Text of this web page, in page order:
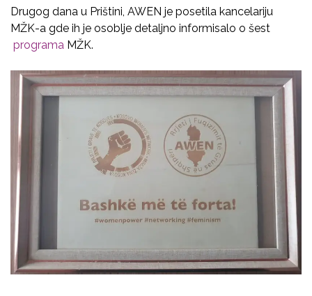
Drugog dana u Prištini, AWEN je posetila kancelariju
MŽK-a gde ih je osoblje detaljno informisalo o šest
programa MŽK.